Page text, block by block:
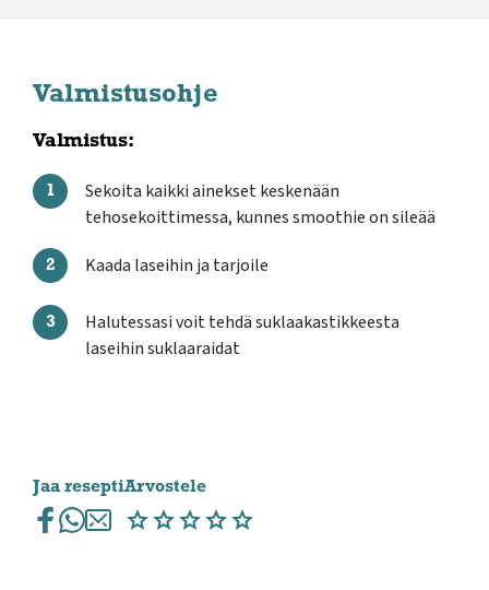
Valmistusohje
Valmistus:
Sekoita kaikki ainekset keskenään
tehosekoittimessa, kunnes smoothie on sileää
Kaada laseihin ja tarjoile
Halutessasi voit tehdä suklaakastikkeesta
laseihin suklaaraidat
Jaa reseptiArvostele